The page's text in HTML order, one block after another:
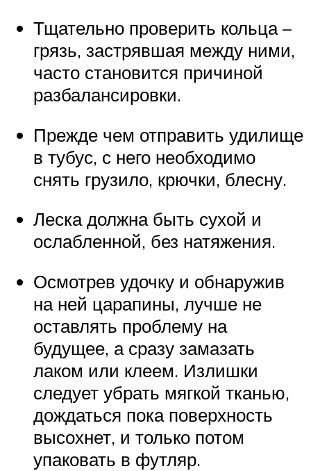
Тщательно проверить кольца –
грязь, застрявшая между ними,
часто становится причиной
разбалансировки.
Прежде чем отправить удилище
в тубус, с него необходимо
снять грузило, крючки, блесну.
Леска должна быть сухой и
ослабленной, без натяжения.
Осмотрев удочку и обнаружив
на ней царапины, лучше не
оставлять проблему на
будущее, а сразу замазать
лаком или клеем. Излишки
следует убрать мягкой тканью,
дождаться пока поверхность
высохнет, и только потом
упаковать в футляр.